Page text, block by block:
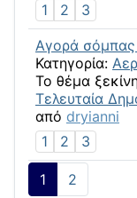
1
2
3
Αγορά σόμπας
Κατηγορία:
Το θέμα
Τελευταία
από dryianni
1
2 3
1 2